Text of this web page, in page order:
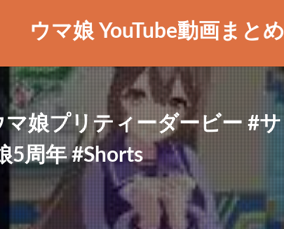
ウマ娘 YouTube動画まとめ
娘プリティーダービー #サ
5周年 #Shorts